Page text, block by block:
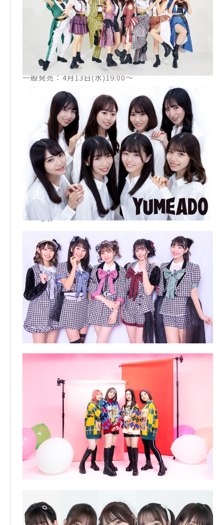
▼会場チケット
全自由席 ¥4,500(税込)
学割チケット ¥4,000(税込)
※入場時ドリンク代別
※当日券¥1,000UP
一般発売：4月13日(水)19:00〜
ダイヤモンドチケット：https://diamond-ticket.c
▼配信チケット
¥4,000(税込)
※当日券¥1,000UP
アーカイブ：ライブ配信終了後〜3日間
販売開始：4月20日(水)12:00〜
https://diamond-ticket.zaiko.io/
（問）DIAMOND FES運営事務局：event@diamon
dblog.jp